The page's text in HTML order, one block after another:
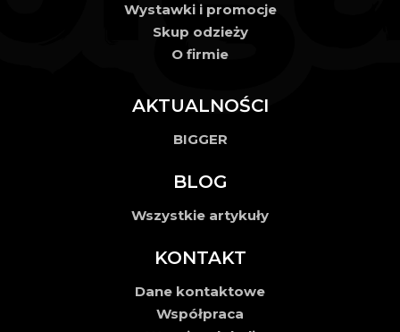
Wystawki i promocje
Skup odzieży
O firmie
AKTUALNOŚCI
BIGGER
BLOG
Wszystkie artykuły
KONTAKT
Dane kontaktowe
Współpraca